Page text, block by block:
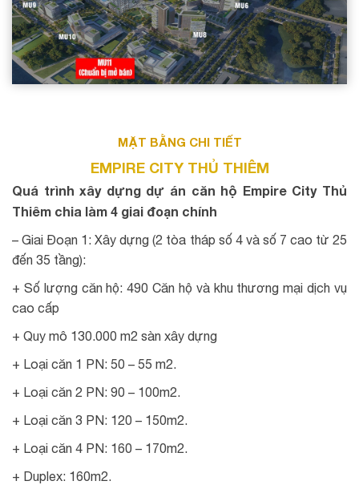
MẶT BẰNG CHI TIẾT
EMPIRE CITY THỦ THIÊM
Quá trình xây dựng dự án căn hộ Empire City Thủ
Thiêm chia làm 4 giai đoạn chính
– Giai Đoạn 1: Xây dựng (2 tòa tháp số 4 và số 7 cao từ 25
đến 35 tầng):
+ Số lượng căn hộ: 490 Căn hộ và khu thương mại dịch vụ
cao cấp
+ Quy mô 130.000 m2 sàn xây dựng
+ Loại căn 1 PN: 50 – 55 m2.
+ Loại căn 2 PN: 90 – 100m2.
+ Loại căn 3 PN: 120 – 150m2.
+ Loại căn 4 PN: 160 – 170m2.
+ Duplex: 160m2.